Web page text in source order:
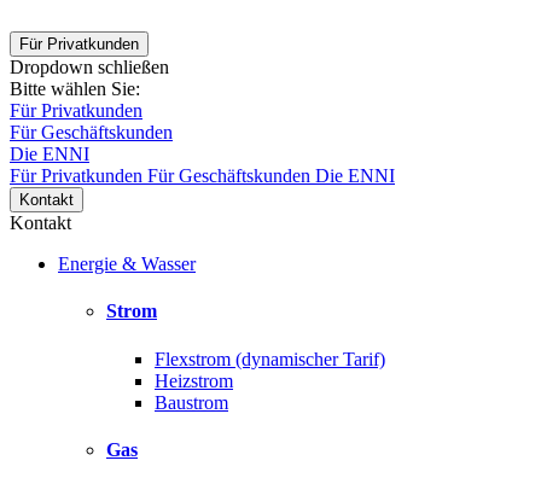
Für Privatkunden
Dropdown schließen
Bitte wählen Sie:
Für Privatkunden
Für Geschäftskunden
Die ENNI
Für Privatkunden Für Geschäftskunden Die ENNI
Kontakt
Kontakt
Energie & Wasser
Strom
Flexstrom (dynamischer Tarif)
Heizstrom
Baustrom
Gas